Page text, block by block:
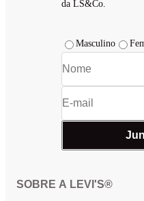
da LS&Co.
Masculino
SOBRE A LEVI'S®